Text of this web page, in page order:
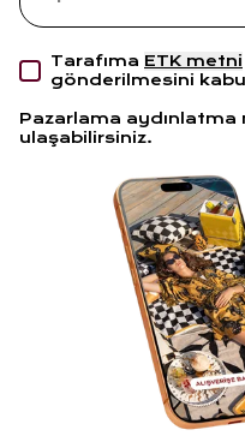
Tarafıma ETK metni
gönderilmesini
Pazarlama aydınlatma
ulaşabilirsiniz.